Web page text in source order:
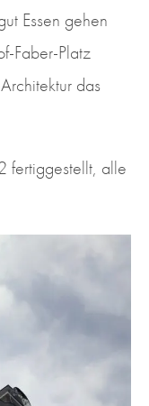
Essen gehen
Faber-Platz
das
fertiggestellt, alle